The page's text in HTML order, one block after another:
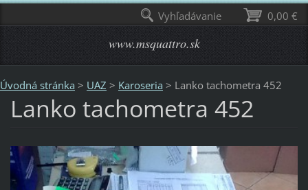
www.msquattro.sk
Úvodná stránka > UAZ > Karoseria > Lanko tachometra 452
Lanko tachometra 452
0,00 €
Vyhľadávanie